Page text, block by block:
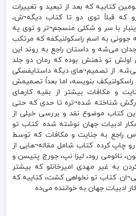
کتابیه که بعد از تبعید و تغییرات
که قبلاً توی دو تا کتاب دیگه¬ش،
با سر و شکلی منسجم¬تر و توی یه
به اسم راسکولنیکفه که مرتکب
می‌شه و داستان راجع به روند این
اولش تو ذهنش بوده که رمان دو جلد
از تصمیم¬های دیگه داستایفسکی
بنویسه، اما بعداً تصمیمش
و مکافات بیشتر از بقیه کارهای
شناخته شده¬تره تا حدی که حتی
کتاب موضوع نقد و بررسی خیلی از
ادبیات جهان نوشته شده. کتاب تو
راجع به جنایت و مکافات که توسط
چاپ کرده. کتاب شامل مقاله¬هایی از
نائومی رود، لیزا نپ، جورج پتیسن و
به غیر مهدی امیرخانلو که بیشتر
کتاب تو نخواهی کشت، کتابیه که
ادبیات جهان به خواننده می‌ده.